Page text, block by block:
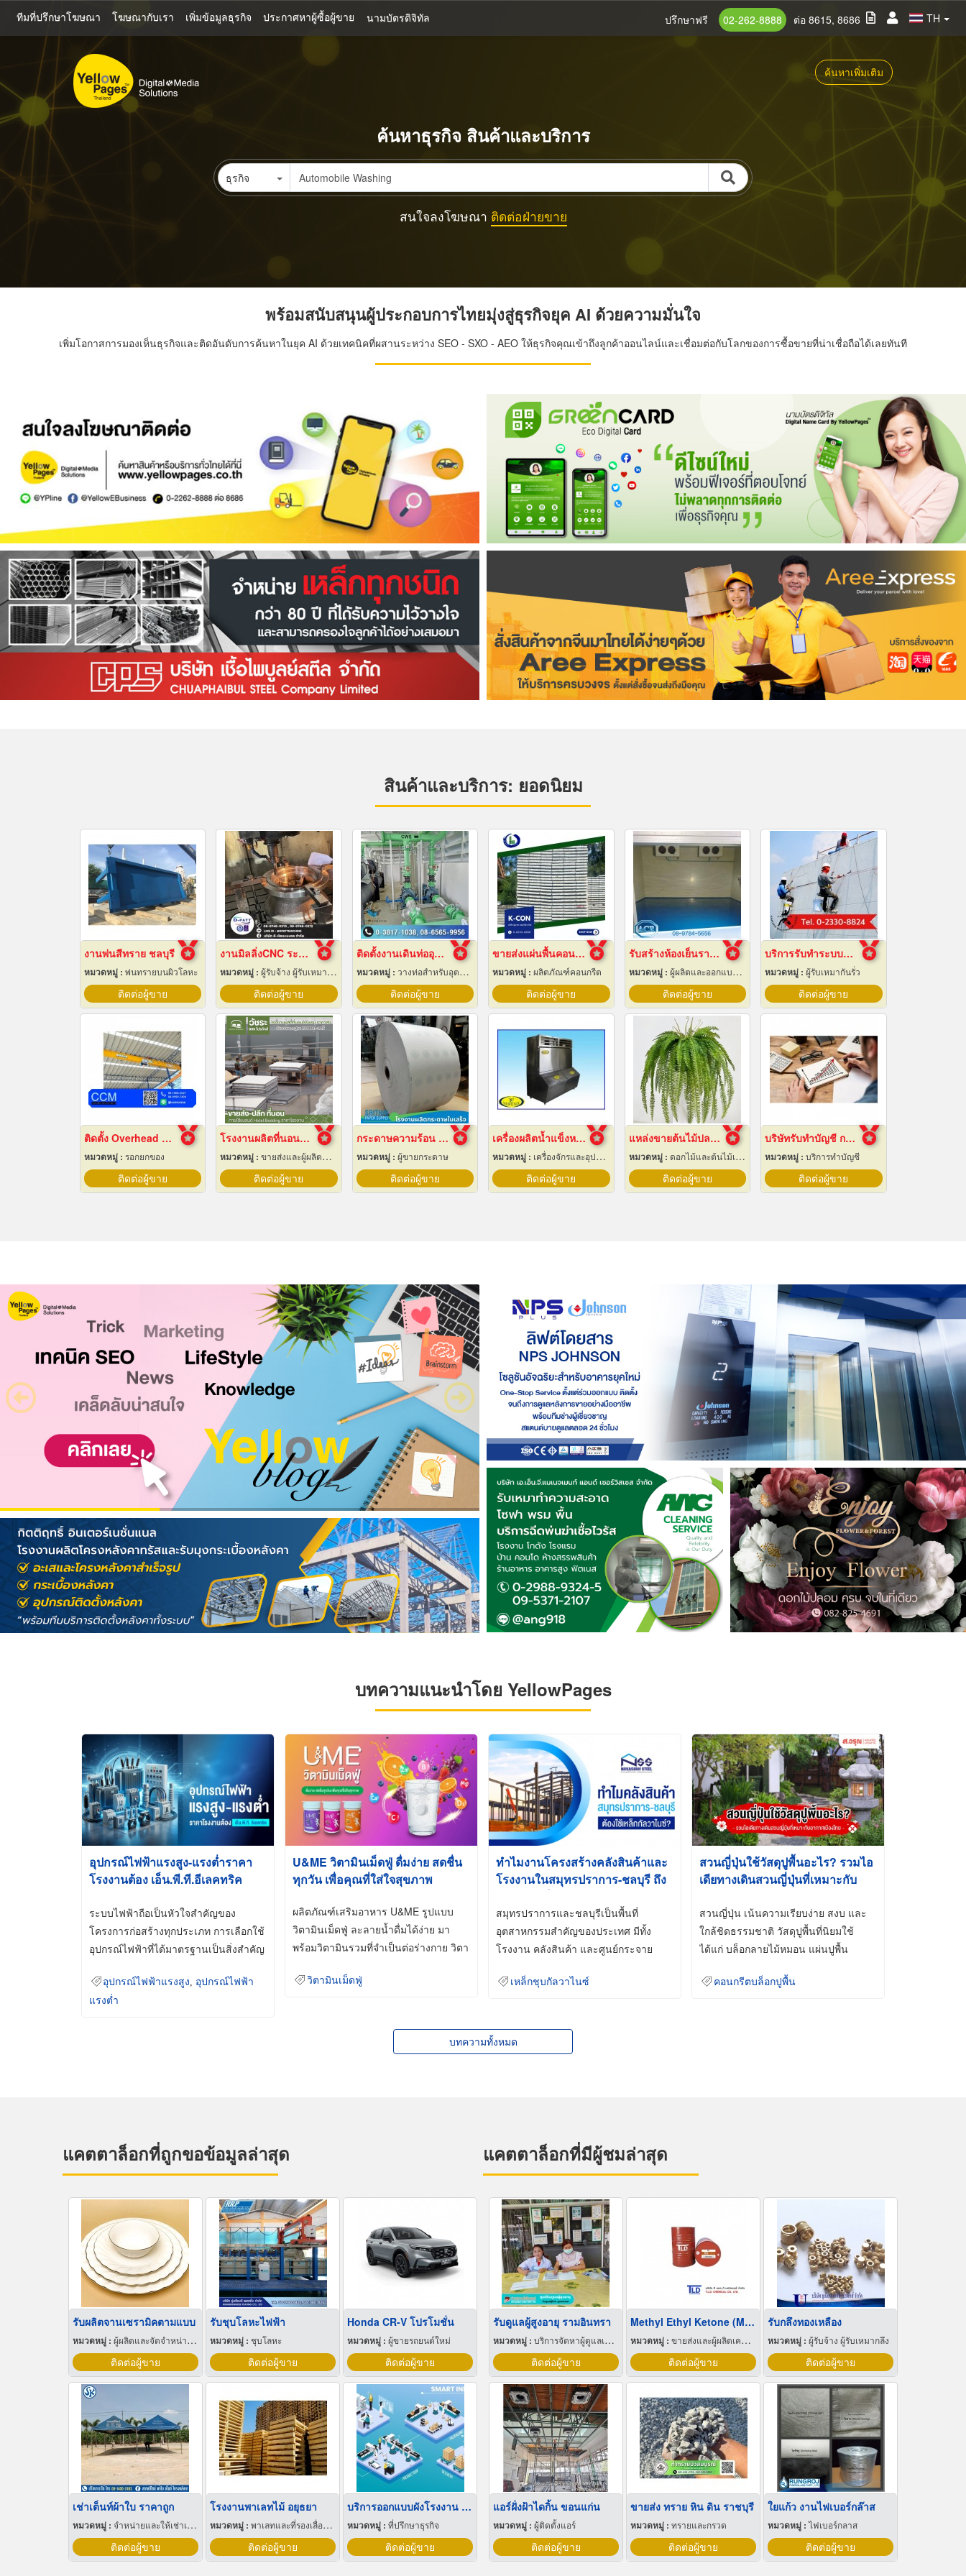
หลัก
ทีมที่ปรึกษาโฆษณา โฆษณากับเรา เพิ่มข้อมูลธุรกิจ ประกาศหาผู้ซื้อผู้ขาย นามบัตรดิจิทัล TH
ปรึกษาฟรี 02-262-8888 ต่อ 8615, 8686
ค้นหาเพิ่มเติม
ค้นหาธุรกิจ สินค้าและบริการ
ธุรกิจ
สนใจลงโฆษณา ติดต่อฝ่ายขาย
พร้อมสนับสนุนผู้ประกอบการไทยมุ่งสู่ธุรกิจยุค AI ด้วยความมั่นใจ
เพิ่มโอกาสการมองเห็นธุรกิจและติดอันดับการค้นหาในยุค AI ด้วยเทคนิคที่ผสานระหว่าง SEO - SXO - AEO ให้ธุรกิจคุณเข้าถึงลูกค้าออนไลน์และเชื่อมต่อกับโลกของการซื้อขายที่น่าเชื่อถือได้เลยทันที
สินค้าและบริการ: ยอดนิยม
งานพ่นสีทราย ชลบุรี
หมวดหมู่ : พ่นทรายบนผิวโลหะ
ติดต่อผู้ขาย
งานมิลลิ่งCNC ระยอง
หมวดหมู่ : ผู้รับจ้าง ผู้รับเหมากลึง
ติดต่อผู้ขาย
ติดตั้งงานเดินท่ออุตสาหกรรม
หมวดหมู่ : วางท่อสำหรับอุตสาหกรรมท่อ
ติดต่อผู้ขาย
ขายส่งแผ่นพื้นคอนกรีต สมุทรปราการ
หมวดหมู่ : ผลิตภัณฑ์คอนกรีต
ติดต่อผู้ขาย
รับสร้างห้องเย็นราคาถูก
หมวดหมู่ : ผู้ผลิตและออกแบบติดตั้งห้องเย็น
ติดต่อผู้ขาย
บริการรับทำระบบกันซึม
หมวดหมู่ : ผู้รับเหมากันรั่ว
ติดต่อผู้ขาย
ติดตั้ง Overhead Crane
หมวดหมู่ : รอกยกของ
ติดต่อผู้ขาย
โรงงานผลิตที่นอนโรงแรม
หมวดหมู่ : ขายส่งและผู้ผลิตที่นอน
ติดต่อผู้ขาย
กระดาษความร้อน 57x80 ราคาส่ง
หมวดหมู่ : ผู้ขายกระดาษ
ติดต่อผู้ขาย
เครื่องผลิตน้ำแข็งหลอด เชียงใหม่
หมวดหมู่ : เครื่องจักรและอุปกรณ์ผลิตน้ำแข็ง
ติดต่อผู้ขาย
แหล่งขายต้นไม้ปลอมราคาถูก
หมวดหมู่ : ดอกไม้และต้นไม้เทียม
ติดต่อผู้ขาย
บริษัทรับทำบัญชี กรุงเทพ
หมวดหมู่ : บริการทำบัญชี
ติดต่อผู้ขาย
บทความแนะนำโดย YellowPages
อุปกรณ์ไฟฟ้าแรงสูง-แรงต่ำราคา
โรงงานต้อง เอ็น.พี.ที.อีเลคทริค
ระบบไฟฟ้าถือเป็นหัวใจสำคัญของ
โครงการก่อสร้างทุกประเภท การเลือกใช้
อุปกรณ์ไฟฟ้าที่ได้มาตรฐานเป็นสิ่งสำคัญ
อุปกรณ์ไฟฟ้าแรงสูง
อุปกรณ์ไฟฟ้า
แรงต่ำ
U&ME วิตามินเม็ดฟู่ ดื่มง่าย สดชื่น
ทุกวัน เพื่อคุณที่ใส่ใจสุขภาพ
ผลิตภัณฑ์เสริมอาหาร U&ME รูปแบบ
วิตามินเม็ดฟู่ ละลายน้ำดื่มได้ง่าย มา
พร้อมวิตามินรวมที่จำเป็นต่อร่างกาย วิตา
วิตามินเม็ดฟู่
ทำไมงานโครงสร้างคลังสินค้าและ
โรงงานในสมุทรปราการ-ชลบุรี ถึง
Galvanized)
สมุทรปราการและชลบุรีเป็นพื้นที่
อุตสาหกรรมสำคัญของประเทศ มีทั้ง
โรงงาน คลังสินค้า และศูนย์กระจาย
เหล็กชุบกัลวาไนซ์
สวนญี่ปุ่นใช้วัสดุปูพื้นอะไร? รวมไอ
เดียทางเดินสวนญี่ปุ่นที่เหมาะกับ
สวนญี่ปุ่น เน้นความเรียบง่าย สงบ และ
ใกล้ชิดธรรมชาติ วัสดุปูพื้นที่นิยมใช้
ได้แก่ บล็อกลายไม้หมอน แผ่นปูพื้น
คอนกรีตบล็อกปูพื้น
บทความทั้งหมด
แคตตาล็อกที่ถูกขอข้อมูลล่าสุด
รับผลิตจานเซรามิคตามแบบ
หมวดหมู่ : ผู้ผลิตและจัดจำหน่ายกระเบื้องเซรามิก
ติดต่อผู้ขาย
รับชุบโลหะไฟฟ้า
หมวดหมู่ : ชุบโลหะ
ติดต่อผู้ขาย
Honda CR-V โปรโมชั่น
หมวดหมู่ :ผู้ขายรถยนต์ใหม่
ติดต่อผู้ขาย
เช่าเต็นท์ผ้าใบ ราคาถูก
หมวดหมู่ : จำหน่ายและให้เช่าเต็นท์
ติดต่อผู้ขาย
โรงงานพาเลทไม้ อยุธยา
หมวดหมู่ : พาเลทและที่รองเลื่อนกะบะ
ติดต่อผู้ขาย
บริการออกแบบผังโรงงาน Lay out
หมวดหมู่ :ที่ปรึกษาธุรกิจ
ติดต่อผู้ขาย
แคตตาล็อกที่มีผู้ชมล่าสุด
รับดูแลผู้สูงอายุ รามอินทรา
หมวดหมู่ : บริการจัดหาผู้ดูแลเด็กและผู้สูงอายุ
ติดต่อผู้ขาย
Methyl Ethyl Ketone (MEK)
หมวดหมู่ : ขายส่งและผู้ผลิตเคมีภัณฑ์
ติดต่อผู้ขาย
รับกลึงทองเหลือง
หมวดหมู่ :ผู้รับจ้าง ผู้รับเหมากลึง
ติดต่อผู้ขาย
แอร์ฝั่งฝ้าไดกิ้น ขอนแก่น
หมวดหมู่ : ผู้ติดตั้งแอร์
ติดต่อผู้ขาย
ขายส่ง ทราย หิน ดิน ราชบุรี
หมวดหมู่ : ทรายและกรวด
ติดต่อผู้ขาย
ใยแก้ว งานไฟเบอร์กล๊าส
หมวดหมู่ :ไฟเบอร์กลาส
ติดต่อผู้ขาย